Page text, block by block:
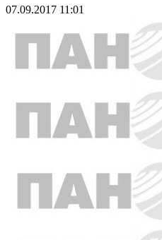
07.09.2017 11:01